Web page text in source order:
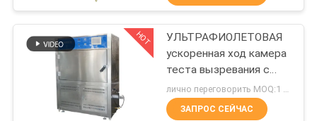
ШОУ
Экологические
испытательной
камеры
142
HOT
УЛЬТРАФИОЛЕТОВАЯ
ускоренная ход камера
теста вызревания с
регулятором экрана
касания ЛКД
ЗАПРОС СЕЙЧАС